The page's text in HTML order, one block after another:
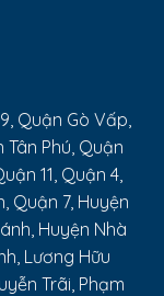
Quận Gò Vấp,
Tân Phú, Quận
11, Quận 4,
Quận 7, Huyện
Huyện Nhà
Lương Hữu
Trãi, Phạm